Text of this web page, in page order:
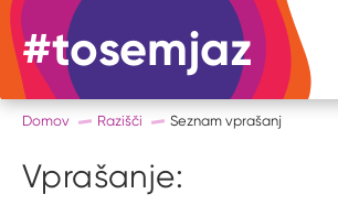
#tosemjaz #to sem jaz
Domov Razišči Seznam vprašanj
Vprašanje: